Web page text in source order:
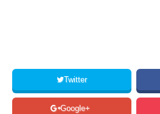
Twitter
Google+